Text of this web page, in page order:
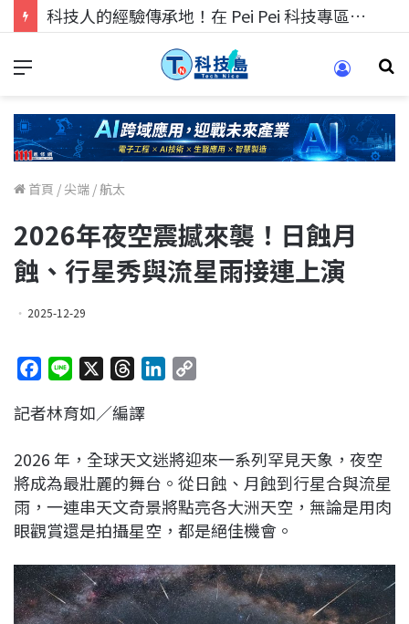
科技人找工作，就到TECH+ 科技專區!
首頁 /尖端 /航太
2026年夜空震撼來襲！日蝕月
蝕、行星秀與流星雨接連上演
2025-12-29
c
b
o
o
k
n
r
a
d
s
e
d
I
n
L
i
n
k
記者林育如／編譯
2026 年，全球天文迷將迎來一系列罕見天象，夜空
將成為最壯麗的舞台。從日蝕、月蝕到行星合與流星
雨，一連串天文奇景將點亮各大洲天空，無論是用肉
眼觀賞還是拍攝星空，都是絕佳機會。